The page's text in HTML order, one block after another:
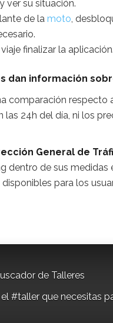
ver su situación.
de la moto,
finalizar la aplicación.
dan información
comparación
24h del día, ni los
General de
dentro de sus medidas
para los
de Talleres
el #taller que necesitas